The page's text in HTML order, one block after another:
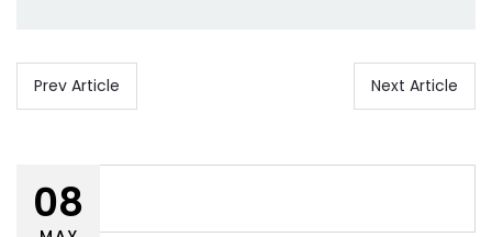
Prev Article Next Article
08